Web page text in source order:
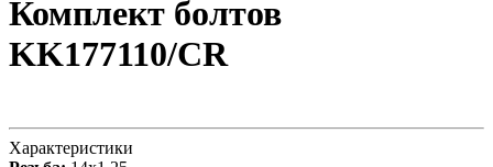
Комплект болтов
KK177110/CR
Характеристики